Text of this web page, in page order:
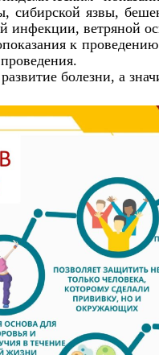
язвы,
инфекции, ветряной
к
болезни, а